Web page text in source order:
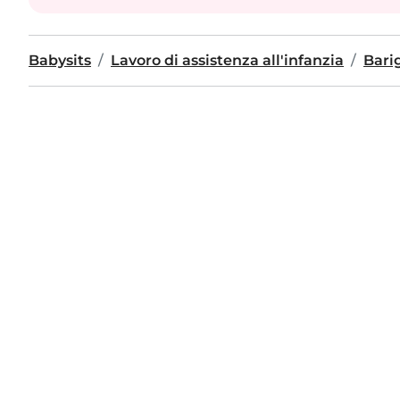
Babysits Lavoro di assistenza all'infanzia